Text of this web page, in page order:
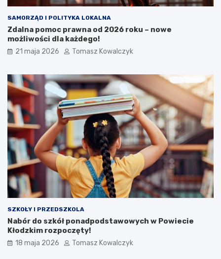
SAMORZĄD I POLITYKA LOKALNA
Zdalna pomoc prawna od 2026 roku – nowe
możliwości dla każdego!
21 maja 2026 Tomasz Kowalczyk
SZKOŁY I PRZEDSZKOLA
Nabór do szkół ponadpodstawowych w Powiecie
Kłodzkim rozpoczęty!
18 maja 2026 Tomasz Kowalczyk